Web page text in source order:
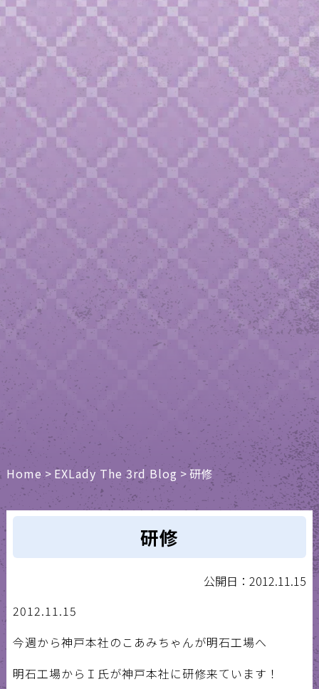
Home> EXLady The 3rd Blog >研修
研修
公開日：2012.11.15
2012.11.15
今週から神戸本社のこあみちゃんが明石工場へ
明石工場からＩ氏が神戸本社に研修来ています！